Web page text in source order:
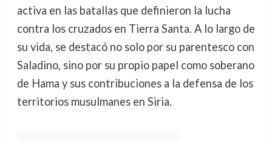
activa en las batallas que definieron la lucha
contra los cruzados en Tierra Santa. A lo largo de
su vida, se destacó no solo por su parentesco con
Saladino, sino por su propio papel como soberano
de Hama y sus contribuciones a la defensa de los
territorios musulmanes en Siria.